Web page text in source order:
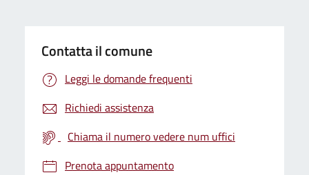
Contatta il comune
Leggi le domande frequenti
Richiedi assistenza
Chiama il numero vedere num uffici
Prenota appuntamento